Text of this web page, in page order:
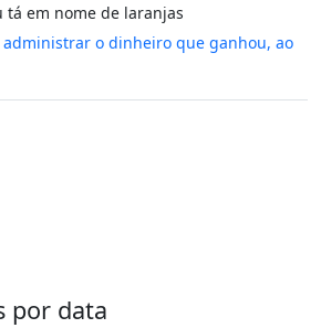
tá em nome de laranjas
administrar o dinheiro que ganhou, ao
por data